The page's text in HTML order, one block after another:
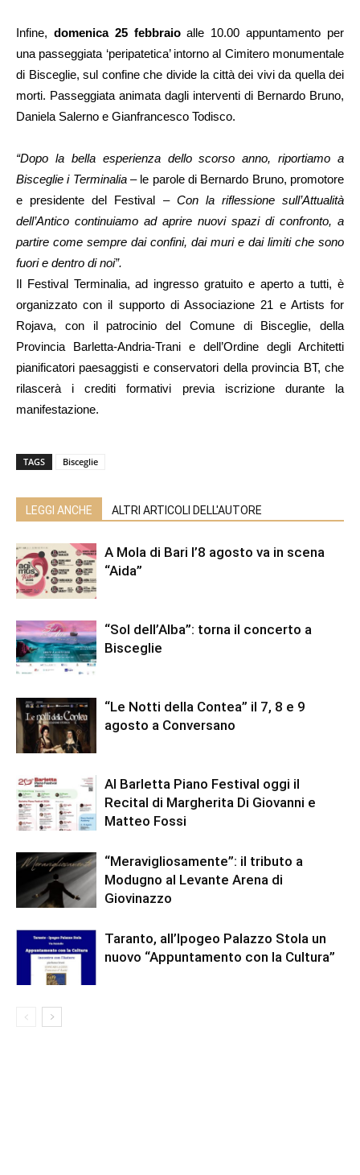
Infine, domenica 25 febbraioalle 10.00 appuntamento per
una passeggiata ‘peripatetica’ intorno al Cimitero monumentale
di Bisceglie, sul confine che divide la città dei vivi da quella dei
morti. Passeggiata animata dagli interventi di Bernardo Bruno,
Daniela Salerno e Gianfrancesco Todisco.
“Dopo la bella esperienza dello scorso anno, riportiamo a
Bisceglie i Terminalia –le parole di Bernardo Bruno, promotore
e presidente del Festival – Con la riflessione sull’Attualità
dell’Antico continuiamo ad aprire nuovi spazi di confronto, a
partire come sempre dai confini, dai muri e dai limiti che sono
fuori e dentro di noi”.
Il Festival Terminalia, ad ingresso gratuito e aperto a tutti, è
organizzato con il supporto di Associazione 21 e Artists for
Rojava, con il patrocinio del Comune di Bisceglie, della
Provincia Barletta-Andria-Trani e dell’Ordine degli Architetti
pianificatori paesaggisti e conservatori della provincia BT, che
rilascerà i crediti formativi previa iscrizione durante la
manifestazione.
TAGS Bisceglie
LEGGI ANCHE ALTRI ARTICOLI DELL'AUTORE
A Mola di Bari l’8 agosto va in scena
“Aida”
“Sol dell’Alba”: torna il concerto a
Bisceglie
“Le Notti della Contea” il 7, 8 e 9
agosto a Conversano
Al Barletta Piano Festival oggi il
Recital di Margherita Di Giovanni e
Matteo Fossi
“Meravigliosamente”: il tributo a
Modugno al Levante Arena di
Giovinazzo
Taranto, all’Ipogeo Palazzo Stola un
nuovo “Appuntamento con la Cultura”